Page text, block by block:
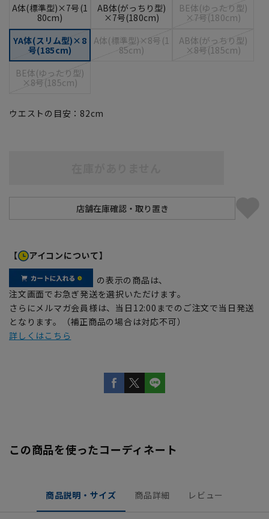
A体(標準型)×7号(1
80cm)
AB体(がっちり型)
×7号(180cm)
BE体(ゆったり型)
×7号(180cm)
YA体(スリム型)×8
号(185cm)
A体(標準型)×8号(1
85cm)
AB体(がっちり型)
×8号(185cm)
BE体(ゆったり型)
×8号(185cm)
ウエストの目安： 82cm
【 アイコンについて】
の表示の商品は、
注文画面でお急ぎ発送を選択いただけます。
さらにメルマガ会員様は、当日12:00までのご注文で当日発送
となります。（補正商品の場合は対応不可）
詳しくはこちら
この商品を使ったコーディネート
商品説明・サイズ 商品詳細 レビュー